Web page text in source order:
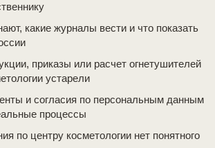
какие журналы вести и что показать
приказы или расчет огнетушителей
устарели
и согласия по персональным данным
процессы
по центру косметологии нет понятного